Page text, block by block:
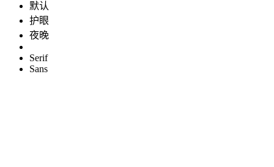
默认
护眼
夜晚
Serif
Sans